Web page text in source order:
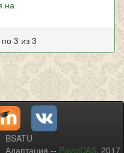
на
3 из 3
BSATU
Адаптация -- PavelDAS, 2017